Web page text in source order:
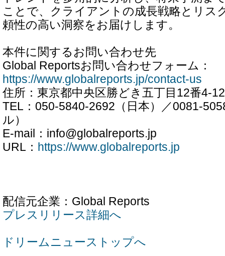
ことで、クライアントの成長戦略とリス
頼性の高い洞察をお届けします。
本件に関するお問い合わせ先
Global Reportsお問い合わせフォーム：
https://www.globalreports.jp/contact-us
住所：東京都中央区勝どき五丁目12番4-
TEL：050-5840-2692（日本）／0081-
ル）
E-mail：info@globalreports.jp
URL： https://www.globalreports.jp
配信元企業：Global Reports
プレスリリース詳細へ
ドリームニューストップへ